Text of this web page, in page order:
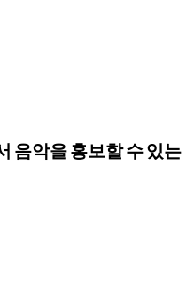
음악을 홍보할 수 있는